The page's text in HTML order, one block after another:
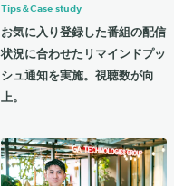
Tips＆Case study
お気に入り登録した番組の配信
状況に合わせたリマインドプッ
シュ通知を実施。視聴数が向
上。